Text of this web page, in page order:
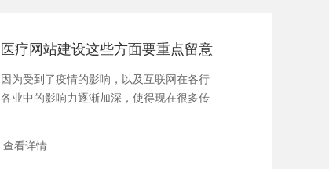
医疗网站建设这些方面要重点留意
因为受到了疫情的影响，以及互联网在各行
各业中的影响力逐渐加深，使得现在很多传
查看详情